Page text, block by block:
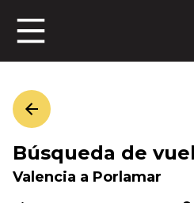
Búsqueda de
Valencia a Porlamar